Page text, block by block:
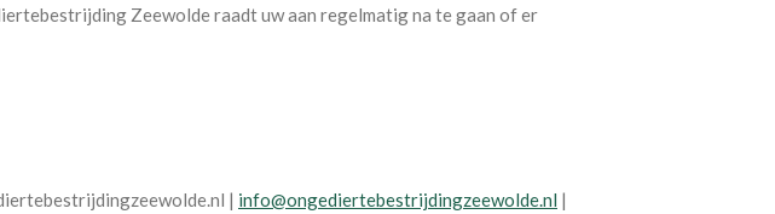
Zeewolde raadt uw aan regelmatig na te gaan of er
| info@ongediertebestrijdingzeewolde.nl |